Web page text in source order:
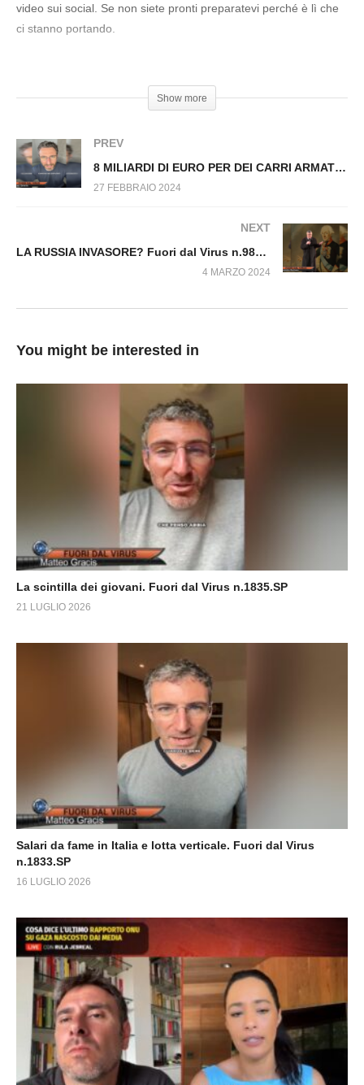
video sui social. Se non siete pronti preparatevi perché è lì che
ci stanno portando.
Show more
PREV
8 MILIARDI DI EURO PER DEI CARRI ARMATI Fuori dal Virus n.975.SP
27 FEBBRAIO 2024
NEXT
LA RUSSIA INVASORE? Fuori dal Virus n.981.SP
4 MARZO 2024
You might be interested in
La scintilla dei giovani. Fuori dal Virus n.1835.SP
21 LUGLIO 2026
Salari da fame in Italia e lotta verticale. Fuori dal Virus
n.1833.SP
16 LUGLIO 2026